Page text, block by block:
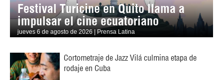
Festival Turicine en Quito llama a
impulsar el cine ecuatoriano
jueves 6 de agosto de 2026 | Prensa Latina
Cortometraje de Jazz Vilá culmina etapa de
rodaje en Cuba